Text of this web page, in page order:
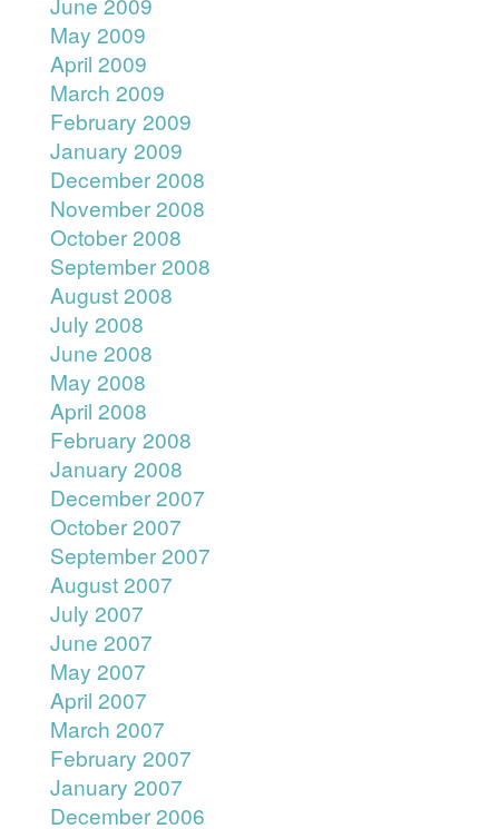
May 2009
April 2009
March 2009
February 2009
January 2009
December 2008
November 2008
October 2008
September 2008
August 2008
July 2008
June 2008
May 2008
April 2008
February 2008
January 2008
December 2007
October 2007
September 2007
August 2007
July 2007
June 2007
May 2007
April 2007
March 2007
February 2007
January 2007
December 2006